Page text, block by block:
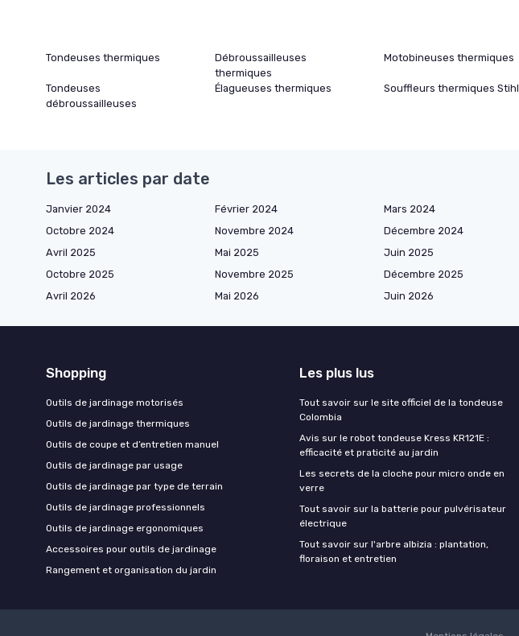
Tondeuses thermiques
Débroussailleuses
thermiques
Motobineuses thermiques
Tondeuses
débroussailleuses
Élagueuses thermiques Souffleurs thermiques Stihl
Les articles par date
Janvier 2024 Février 2024 Mars 2024
Octobre 2024
Novembre 2024 Décembre 2024
Avril 2025
Mai 2025 Juin 2025
Octobre 2025
Novembre 2025 Décembre 2025
Avril 2026
Mai 2026 Juin 2026
Shopping
Outils de jardinage motorisés
Outils de jardinage thermiques
Outils de coupe et d’entretien manuel
Outils de jardinage par usage
Outils de jardinage par type de terrain
Outils de jardinage professionnels
Outils de jardinage ergonomiques
Accessoires pour outils de jardinage
Rangement et organisation du jardin
Les plus lus
Tout savoir sur le site officiel de la tondeuse
Colombia
Avis sur le robot tondeuse Kress KR121E :
efficacité et praticité au jardin
Les secrets de la cloche pour micro onde en
verre
Tout savoir sur la batterie pour pulvérisateur
électrique
Tout savoir sur l'arbre albizia : plantation,
floraison et entretien